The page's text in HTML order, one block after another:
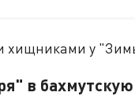
хищниками у
в